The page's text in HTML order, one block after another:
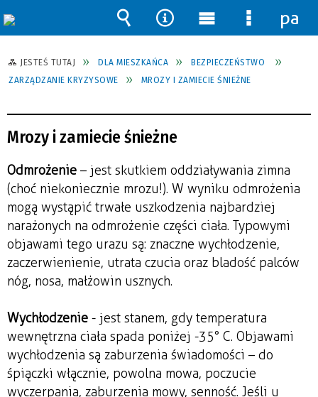
JESTEŚ TUTAJ DLA MIESZKAŃCA
BEZPIECZEŃSTWO
ZARZĄDZANIE KRYZYSOWE
MROZY I ZAMIECIE ŚNIEŻNE
Mrozy i zamiecie śnieżne
Odmrożenie – jest skutkiem oddziaływania zimna
(choć niekoniecznie mrozu!). W wyniku odmrożenia
mogą wystąpić trwałe uszkodzenia najbardziej
narażonych na odmrożenie części ciała. Typowymi
objawami tego urazu są: znaczne wychłodzenie,
zaczerwienienie, utrata czucia oraz bladość palców
nóg, nosa, małżowin usznych.
Wychłodzenie - jest stanem, gdy temperatura
wewnętrzna ciała spada poniżej -35° C. Objawami
wychłodzenia są zaburzenia świadomości – do
śpiączki włącznie, powolna mowa, poczucie
wyczerpania, zaburzenia mowy, senność. Jeśli u
Wyszukiwarka
Narzędzia
Menu
główne
Menu